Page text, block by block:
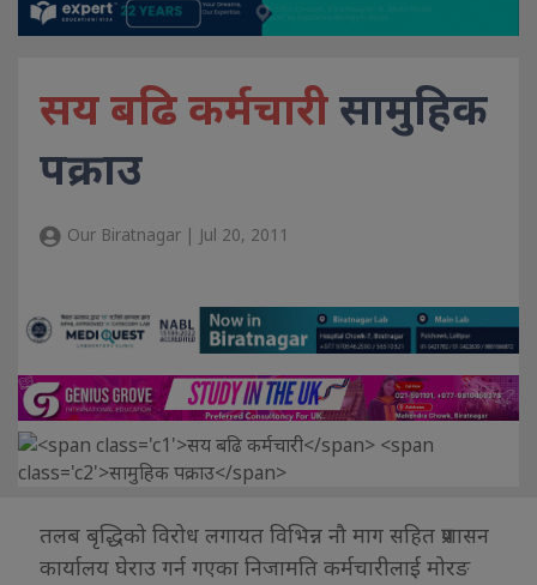
सय बढि कर्मचारीसामुहिक
पक्राउ
Our Biratnagar | Jul 20, 2011
तलब बृद्धिको विरोध लगायत विभिन्न नौ माग सहित प्रशासन
कार्यालय घेराउ गर्न गएका निजामति कर्मचारीलाई मोरङ